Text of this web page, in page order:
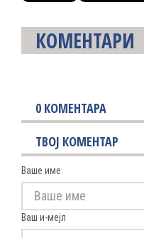
КОМЕНТАРИ
0 КОМЕНТАРА
ТВОЈ КОМЕНТАР
Ваше име
Ваш и-мејл